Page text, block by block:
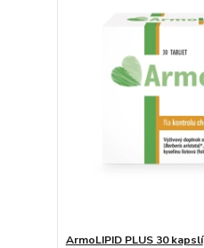
ArmoLIPID PLUS 30 kapslí